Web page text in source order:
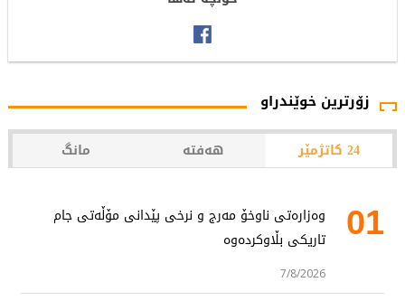
زۆرترین خوێندراو
24 کاتژمێر هەفتە مانگ
01
وەزارەتی ناوخۆ مەرج و نرخی پێدانی مۆڵەتی جام
تاریکی بڵاوکردەوە
7/8/2026